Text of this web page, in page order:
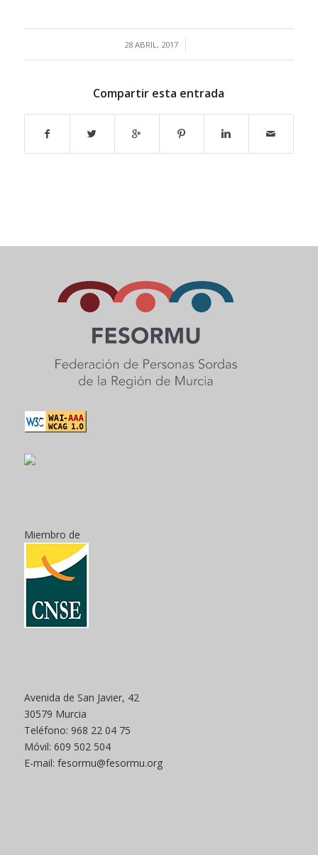
28 ABRIL, 2017
/
Compartir esta entrada
Miembro de
Avenida de San Javier, 42
30579 Murcia
Teléfono: 968 22 04 75
Móvil: 609 502 504
E-mail: fesormu@fesormu.org